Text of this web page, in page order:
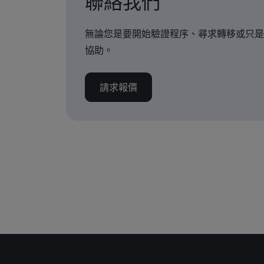
無論您是要開始驗證程序、尋求轉移或只
協助。
請求報價